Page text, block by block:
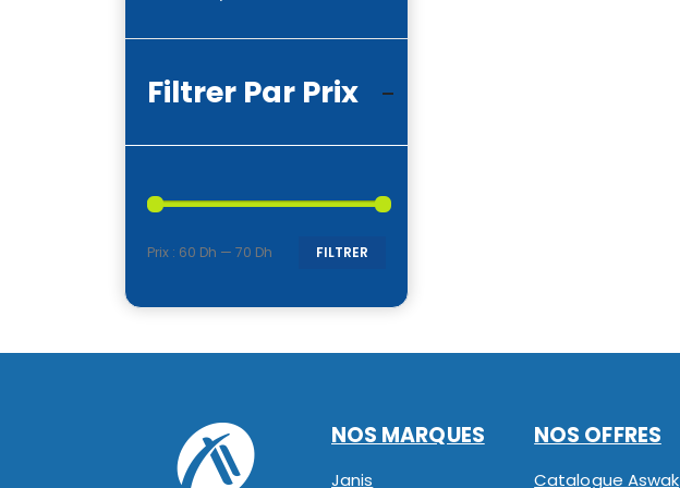
Filtrer Par Prix
FILTRER
Prix : 60 Dh — 70 Dh
NOS MARQUES
Janis
NOS OFFRES
Catalogue Aswak